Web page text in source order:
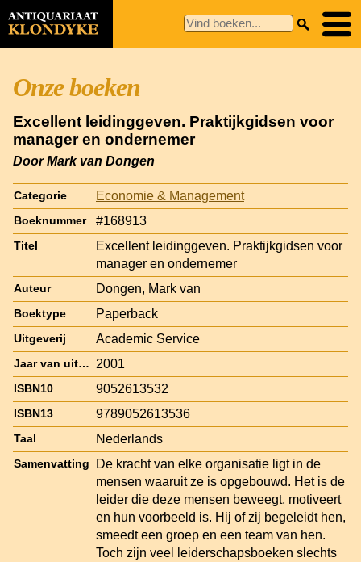
Onze boeken
Excellent leidinggeven. Praktijkgidsen voor
manager en ondernemer
Door Mark van Dongen
Categorie Economie & Management
Boeknummer #168913
Titel
Excellent leidinggeven. Praktijkgidsen voor
manager en ondernemer
Auteur Dongen, Mark van
Boektype Paperback
Uitgeverij Academic Service
Jaar van uitgave 2001
ISBN10 9052613532
ISBN13 9789052613536
Taal Nederlands
Samenvatting
De kracht van elke organisatie ligt in de
mensen waaruit ze is opgebouwd. Het is de
leider die deze mensen beweegt, motiveert
en hun voorbeeld is. Hij of zij begeleidt hen,
smeedt een groep en een team van hen.
Toch zijn veel leiderschapsboeken slechts